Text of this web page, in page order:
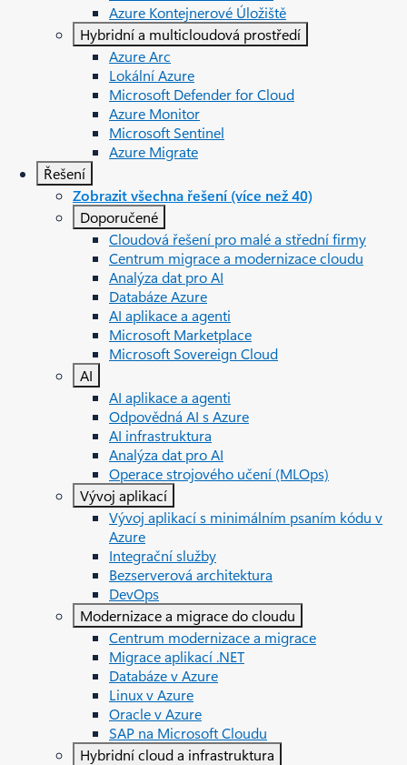
Azure Kontejnerové Úložiště
Hybridní a multicloudová prostředí
Azure Arc​
Lokální Azure
Microsoft Defender for Cloud
Azure Monitor
Microsoft Sentinel
Azure Migrate
Řešení
Zobrazit všechna řešení (více než 40)
Doporučené
Cloudová řešení pro malé a střední firmy
Centrum migrace a modernizace cloudu
Analýza dat pro AI
Databáze Azure
AI aplikace a agenti
Microsoft Marketplace
Microsoft Sovereign Cloud
AI
AI aplikace a agenti
Odpovědná AI s Azure
AI infrastruktura
Analýza dat pro AI
Operace strojového učení (MLOps)
Vývoj aplikací
Vývoj aplikací s minimálním psaním kódu v
Azure
Integrační služby
Bezserverová architektura
DevOps
Modernizace a migrace do cloudu
Centrum modernizace a migrace
Migrace aplikací .NET
Databáze v Azure
Linux v Azure
Oracle v Azure
SAP na Microsoft Cloudu
Hybridní cloud a infrastruktura